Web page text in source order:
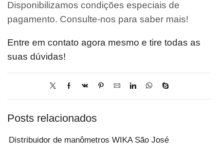
Disponibilizamos condições especiais de
pagamento. Consulte-nos para saber mais!
Entre em contato agora mesmo e tire todas as
suas dúvidas!
Posts relacionados
Distribuidor de manômetros WIKA São José